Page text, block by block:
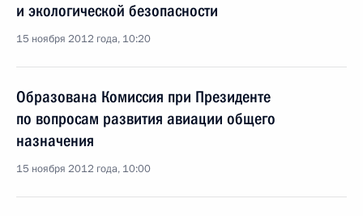
и экологической безопасности
15 ноября 2012 года, 10:20
Образована Комиссия при Президенте
по вопросам развития авиации общего
назначения
15 ноября 2012 года, 10:00